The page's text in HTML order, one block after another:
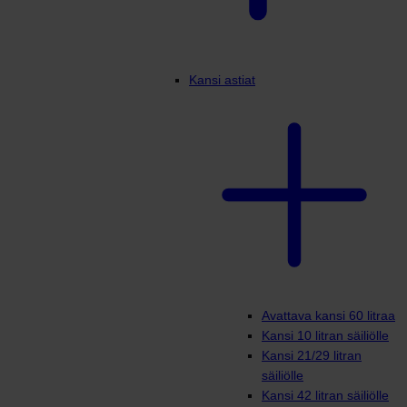
Kansi astiat
Avattava kansi 60 litraa
Kansi 10 litran säiliölle
Kansi 21/29 litran
säiliölle
Kansi 42 litran säiliölle